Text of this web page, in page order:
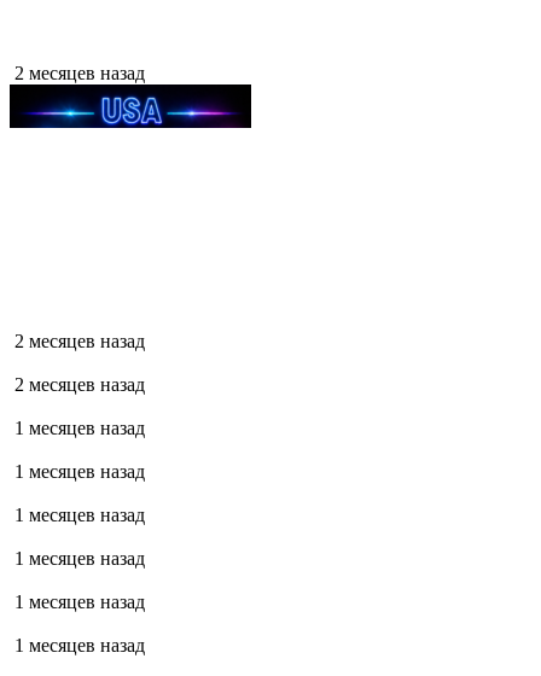
2 месяцев назад
2 месяцев назад
2 месяцев назад
1 месяцев назад
1 месяцев назад
1 месяцев назад
1 месяцев назад
1 месяцев назад
1 месяцев назад